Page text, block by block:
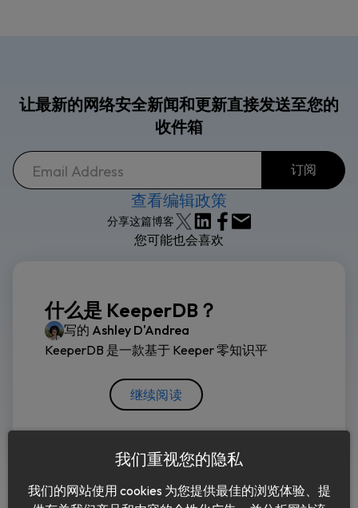
让最新的网络安全新闻和更新直接发送至您的
收件箱
查看编辑政策
分享这篇博客
您可能也会喜欢
什么是 KeeperDB？
写的 Ashley D'Andrea
KeeperDB 是一款基于 Keeper 零知识平
继续阅读
我们重视您的隐私
我们的网站使用 cookies 为您提供最佳的浏览体验、提